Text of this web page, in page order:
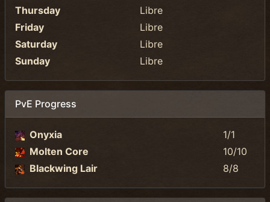
Thursday
Libre
Friday
Libre
Saturday
Libre
Sunday
Libre
PvE Progress
Onyxia
1/1
Molten Core
10/10
Blackwing Lair
8/8